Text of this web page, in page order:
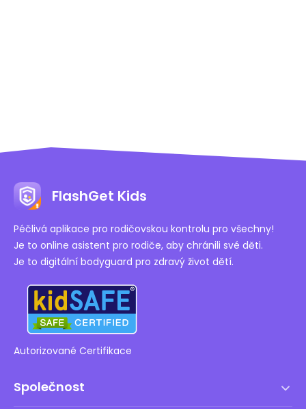
FlashGet Kids
Péčlivá aplikace pro rodičovskou kontrolu pro všechny!
Je to online asistent pro rodiče, aby chránili své děti.
Je to digitální bodyguard pro zdravý život dětí.
Autorizované Certifikace
Společnost